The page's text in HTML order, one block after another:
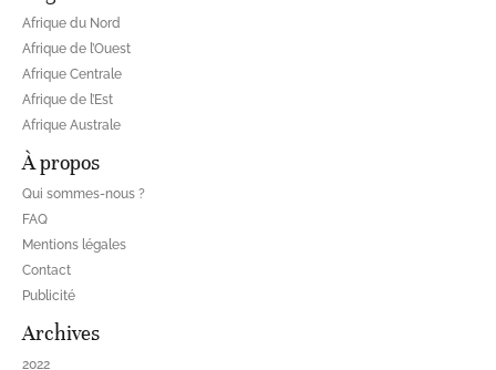
Afrique du Nord
Afrique de l’Ouest
Afrique Centrale
Afrique de l’Est
Afrique Australe
À propos
Qui sommes-nous ?
FAQ
Mentions légales
Contact
Publicité
Archives
2022